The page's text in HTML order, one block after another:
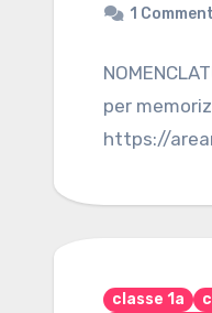
1
per
https://
classe 1a